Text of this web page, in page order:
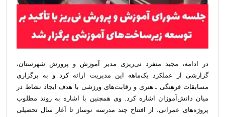
در ادامه، مجید منفرد نی‌ریزی مدیر آموزش و پرورش شهرستان،
گزارشی از عملکرد یک‌ماهه این مدیریت ارائه کرد و به برگزاری
مسابقات فرهنگی ـ هنری و رقابت‌های ورزشی با هدف ایجاد نشاط در
میان دانش‌آموزان اشاره کرد. وی همچنین با اشاره به روند مطلوب
پروژه‌های عمرانی، از افتتاح چند مدرسه نوساز تا آغاز سال تحصیلی